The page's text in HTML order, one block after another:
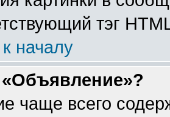
тэг
началу
«Объявление»?
чаще всего